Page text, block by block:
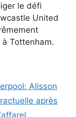
le défi
United
Tottenham.
Alisson
après